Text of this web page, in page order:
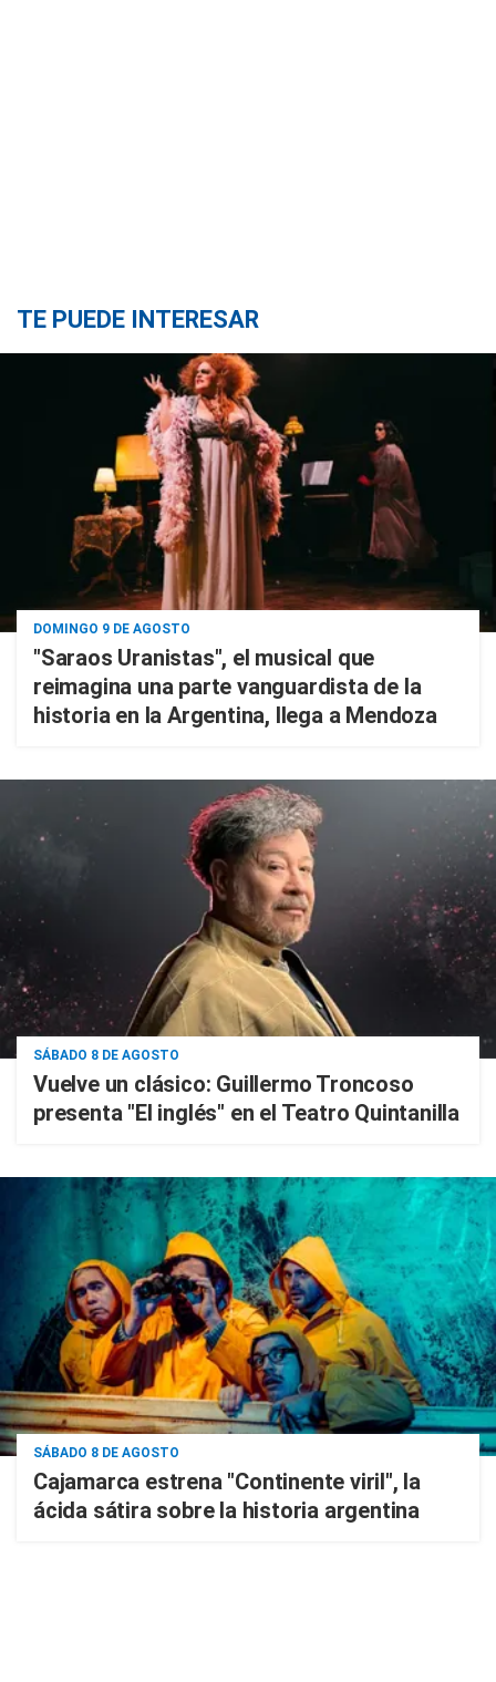
TE PUEDE INTERESAR
DOMINGO 9 DE AGOSTO
"Saraos Uranistas", el musical que
reimagina una parte vanguardista de la
historia en la Argentina, llega a Mendoza
SÁBADO 8 DE AGOSTO
Vuelve un clásico: Guillermo Troncoso
presenta "El inglés" en el Teatro Quintanilla
SÁBADO 8 DE AGOSTO
Cajamarca estrena "Continente viril", la
ácida sátira sobre la historia argentina